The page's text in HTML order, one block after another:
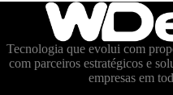
Tecnologia que evolui com
com parceiros estratégicos e
empresas em